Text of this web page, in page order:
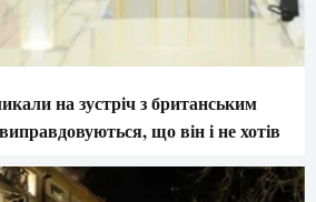
на зустріч з британським
що він і не хотів